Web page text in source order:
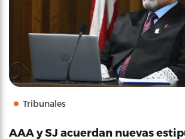
Tribunales
AAA y SJ acuerdan nuevas